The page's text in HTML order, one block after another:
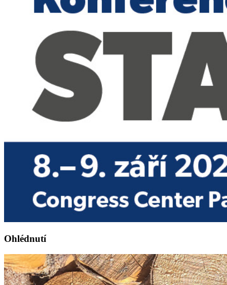
Ohlédnutí